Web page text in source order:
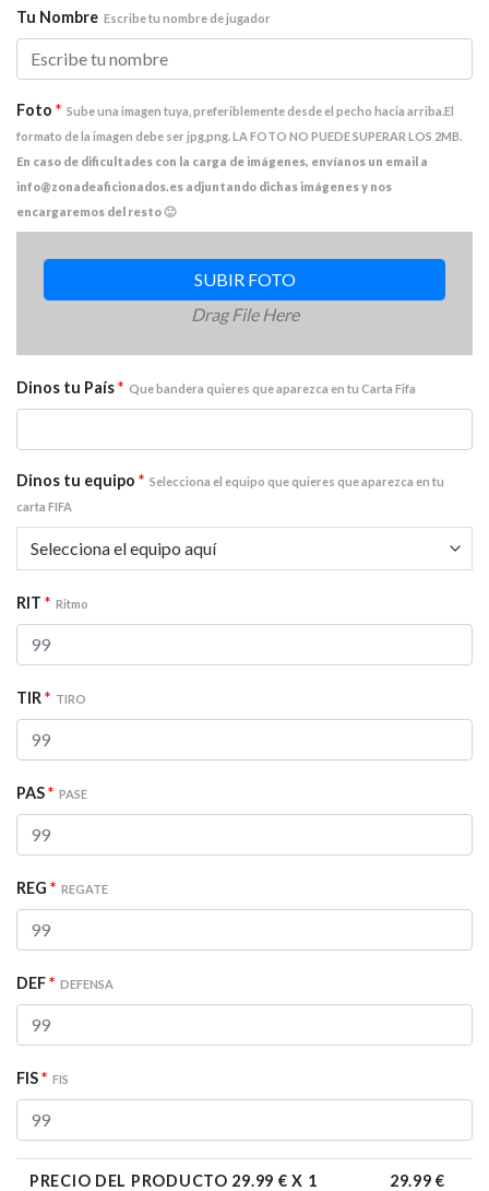
Tu Nombre Escribe tu nombre de jugador
Foto * Sube una imagen tuya, preferiblemente desde el pecho hacia arriba.El
formato de la imagen debe ser jpg,png. LA FOTO NO PUEDE SUPERAR LOS 2MB.
En caso de dificultades con la carga de imágenes, envíanos un email a
info@zonadeaficionados.es adjuntando dichas imágenes y nos
encargaremos del resto 🙂
SUBIR FOTO
Drag File Here
Dinos tu País* Que bandera quieres que aparezca en tu Carta Fifa
Dinos tu equipo * Selecciona el equipo que quieres que aparezca en tu
carta FIFA
RIT * Ritmo
TIR* TIRO
PAS* PASE
REG * REGATE
DEF* DEFENSA
FIS* FIS
PRECIO DEL PRODUCTO 29.99 € X 1 29.99 €